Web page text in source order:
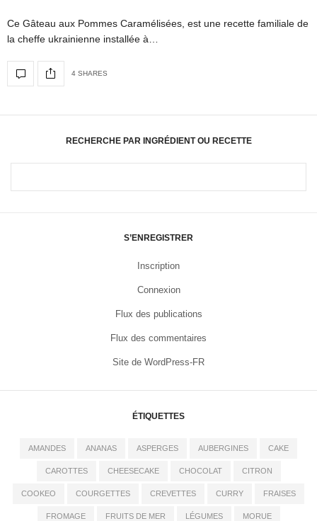
Ce Gâteau aux Pommes Caramélisées, est une recette familiale de
la cheffe ukrainienne installée à…
4 SHARES
RECHERCHE PAR INGRÉDIENT OU RECETTE
S’ENREGISTRER
Inscription
Connexion
Flux des publications
Flux des commentaires
Site de WordPress-FR
ÉTIQUETTES
AMANDES ANANAS ASPERGES AUBERGINES CAKE
CAROTTES CHEESECAKE CHOCOLAT CITRON
COOKEO COURGETTES CREVETTES CURRY FRAISES
FROMAGE FRUITS DE MER LÉGUMES MORUE